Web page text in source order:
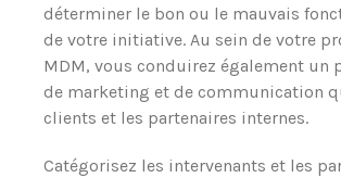
déterminer le bon ou le mauvais
de votre initiative. Au sein de votre
MDM, vous conduirez également un
de marketing et de communication
clients et les partenaires internes.
Catégorisez les intervenants et les